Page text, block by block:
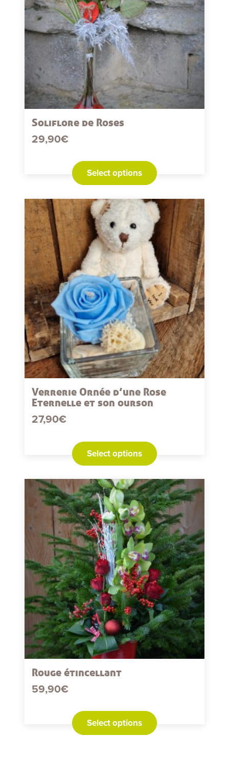
Soliflore de Roses
29,90€
Select options
Verrerie Ornée d’une Rose
Eternelle et son ourson
27,90€
Select options
Rouge étincellant
59,90€
Select options